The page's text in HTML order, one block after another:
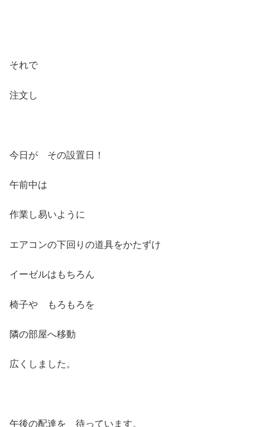
それで
注文し
今日が その設置日！
午前中は
作業し易いように
エアコンの下回りの道具をかたずけ
イーゼルはもちろん
椅子や もろもろを
隣の部屋へ移動
広くしました。
午後の配達を 待っています。